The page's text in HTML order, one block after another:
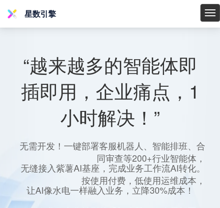
星
星数引擎
“越来越多的智能体即
插即用，企业痛点，1
小时解决！”
无需开发！一键部署客服机器人、智能排班、合
同审查等200+行业智能体，
无缝接入紫薯AI基座，完成业务工作流AI转化。
按使用付费，低使用运维成本，
让AI像水电一样融入业务，立降30%成本！